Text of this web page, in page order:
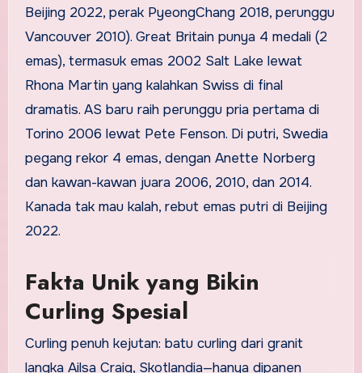
Beijing 2022, perak PyeongChang 2018, perunggu
Vancouver 2010). Great Britain punya 4 medali (2
emas), termasuk emas 2002 Salt Lake lewat
Rhona Martin yang kalahkan Swiss di final
dramatis. AS baru raih perunggu pria pertama di
Torino 2006 lewat Pete Fenson. Di putri, Swedia
pegang rekor 4 emas, dengan Anette Norberg
dan kawan-kawan juara 2006, 2010, dan 2014.
Kanada tak mau kalah, rebut emas putri di Beijing
2022.
Fakta Unik yang Bikin
Curling Spesial
Curling penuh kejutan: batu curling dari granit
langka Ailsa Craig, Skotlandia—hanya dipanen